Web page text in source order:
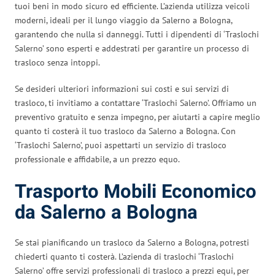
tuoi beni in modo sicuro ed efficiente. L’azienda utilizza veicoli
moderni, ideali per il lungo viaggio da Salerno a Bologna,
garantendo che nulla si danneggi. Tutti i dipendenti di ‘Traslochi
Salerno’ sono esperti e addestrati per garantire un processo di
trasloco senza intoppi.
Se desideri ulteriori informazioni sui costi e sui servizi di
trasloco, ti invitiamo a contattare ‘Traslochi Salerno’. Offriamo un
preventivo gratuito e senza impegno, per aiutarti a capire meglio
quanto ti costerà il tuo trasloco da Salerno a Bologna. Con
‘Traslochi Salerno’, puoi aspettarti un servizio di trasloco
professionale e affidabile, a un prezzo equo.
Trasporto Mobili Economico
da Salerno a Bologna
Se stai pianificando un trasloco da Salerno a Bologna, potresti
chiederti quanto ti costerà. L’azienda di traslochi ‘Traslochi
Salerno’ offre servizi professionali di trasloco a prezzi equi, per